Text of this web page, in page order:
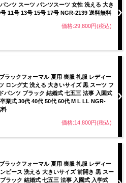
ンツ スーツ パンツスーツ 女性 洗える 大き
11号 13号 15号 17号 NGR-2139 送料無料
価格:29,800円(税込)
ラックフォーマル 夏用 喪服 礼服 レディー
ロング丈 洗える 大きいサイズ 黒 スーツ フ
パンツ ブラック 結婚式 七五三 法事 入園式
業式 30代 40代 50代 60代 M L LL NGR-
料
価格:14,800円(税込)
ラックフォーマル 夏用 喪服 礼服 レディー
ピース 洗える 大きいサイズ 前開き 黒 スー
ラック 結婚式 七五三 法事 入園式 入学式